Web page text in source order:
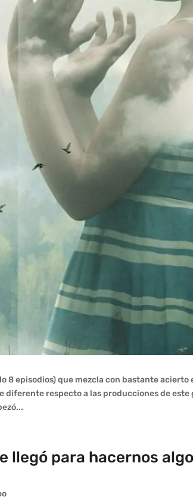
8 episodios) que mezcla con bastante
diferente respecto a las producciones de
llegó para hacernos